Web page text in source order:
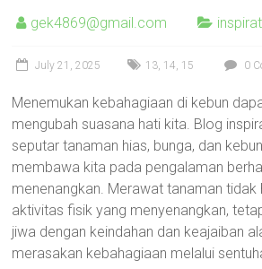
gek4869@gmail.com
July 21, 2025 13, 14, 15 0
Menemukan kebahagiaan di kebun
mengubah suasana hati kita. Blog
seputar tanaman hias, bunga, dan
membawa kita pada pengalaman
menenangkan. Merawat tanaman tidak
aktivitas fisik yang menyenangkan,
jiwa dengan keindahan dan keajaiban
merasakan kebahagiaan melalui